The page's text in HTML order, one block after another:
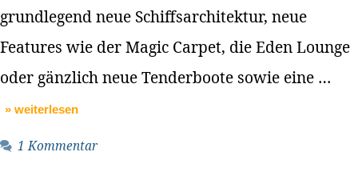
grundlegend neue Schiffsarchitektur, neue
Features wie der Magic Carpet, die Eden Lounge
oder gänzlich neue Tenderboote sowie eine …
» weiterlesen
1 Kommentar